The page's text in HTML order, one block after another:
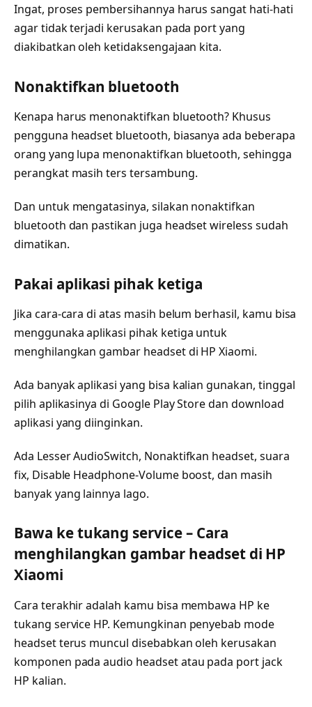
Ingat, proses pembersihannya harus sangat hati-hati
agar tidak terjadi kerusakan pada port yang
diakibatkan oleh ketidaksengajaan kita.
Nonaktifkan bluetooth
Kenapa harus menonaktifkan bluetooth? Khusus
pengguna headset bluetooth, biasanya ada beberapa
orang yang lupa menonaktifkan bluetooth, sehingga
perangkat masih ters tersambung.
Dan untuk mengatasinya, silakan nonaktifkan
bluetooth dan pastikan juga headset wireless sudah
dimatikan.
Pakai aplikasi pihak ketiga
Jika cara-cara di atas masih belum berhasil, kamu bisa
menggunaka aplikasi pihak ketiga untuk
menghilangkan gambar headset di HP Xiaomi.
Ada banyak aplikasi yang bisa kalian gunakan, tinggal
pilih aplikasinya di Google Play Store dan download
aplikasi yang diinginkan.
Ada Lesser AudioSwitch, Nonaktifkan headset, suara
fix, Disable Headphone-Volume boost, dan masih
banyak yang lainnya lago.
Bawa ke tukang service – Cara
menghilangkan gambar headset di HP
Xiaomi
Cara terakhir adalah kamu bisa membawa HP ke
tukang service HP. Kemungkinan penyebab mode
headset terus muncul disebabkan oleh kerusakan
komponen pada audio headset atau pada port jack
HP kalian.